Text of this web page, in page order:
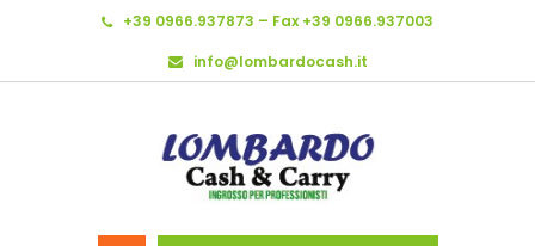
+39 0966.937873 – Fax +39 0966.937003
info@lombardocash.it